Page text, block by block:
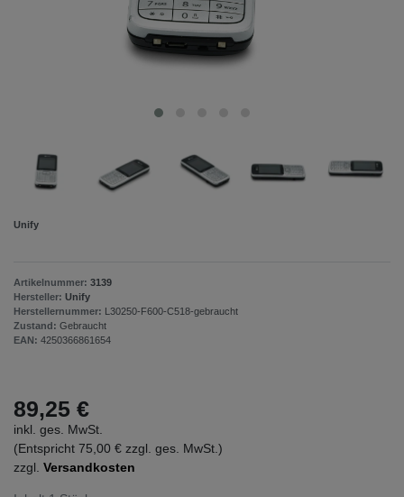
Unify
Artikelnummer: 3139
Hersteller: Unify
Herstellernummer: L30250-F600-C518-gebraucht
Zustand: Gebraucht
EAN: 4250366861654
89,25 €
inkl. ges. MwSt.
(Entspricht 75,00 € zzgl. ges. MwSt.)
zzgl. Versandkosten